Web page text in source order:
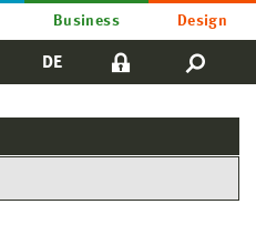
Business Design
DE